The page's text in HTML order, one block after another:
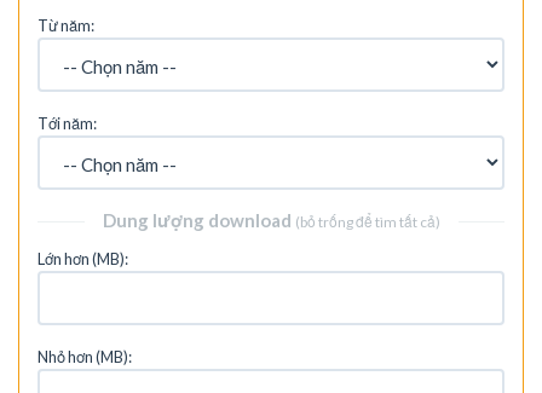
Từ năm:
Tới năm:
Dung lượng download (bỏ trống để tìm tất cả)
Lớn hơn (MB):
Nhỏ hơn (MB):